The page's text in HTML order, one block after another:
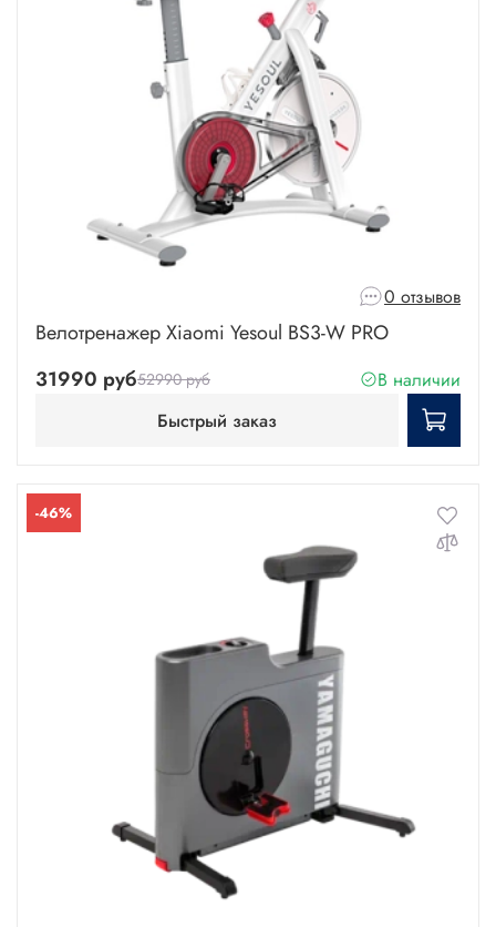
0 отзывов
Велотренажер Xiaomi Yesoul BS3-W PRO
31990 руб52990 руб
В наличии
Быстрый заказ
-46%